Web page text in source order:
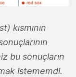
kısmının
bu sonuçların
istememdi.